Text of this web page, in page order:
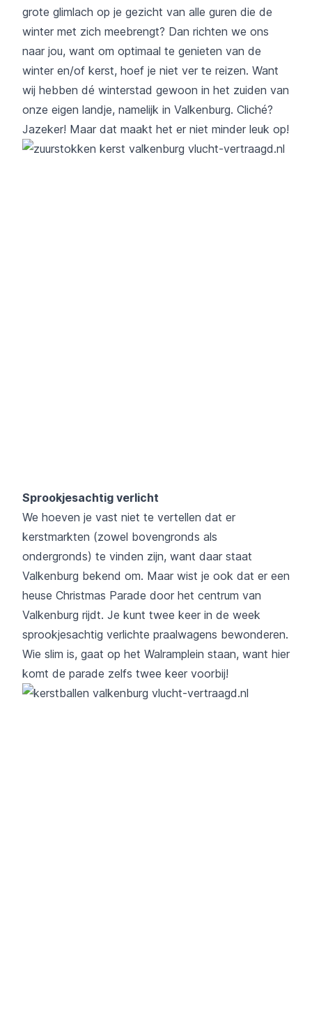
grote glimlach op je gezicht van alle guren die de
winter met zich meebrengt? Dan richten we ons
naar jou, want om optimaal te genieten van de
winter en/of kerst, hoef je niet ver te reizen. Want
wij hebben dé winterstad gewoon in het zuiden van
onze eigen landje, namelijk in Valkenburg. Cliché?
Jazeker! Maar dat maakt het er niet minder leuk op!
Sprookjesachtig verlicht
We hoeven je vast niet te vertellen dat er
kerstmarkten (zowel bovengronds als
ondergronds) te vinden zijn, want daar staat
Valkenburg bekend om. Maar wist je ook dat er een
heuse Christmas Parade door het centrum van
Valkenburg rijdt. Je kunt twee keer in de week
sprookjesachtig verlichte praalwagens bewonderen.
Wie slim is, gaat op het Walramplein staan, want hier
komt de parade zelfs twee keer voorbij!